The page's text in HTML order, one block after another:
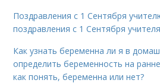
Поздравления с 1 Сентября
поздравления с 1 Сентября
Как узнать беременна ли я в
определить беременность на
как понять, беременна или нет?